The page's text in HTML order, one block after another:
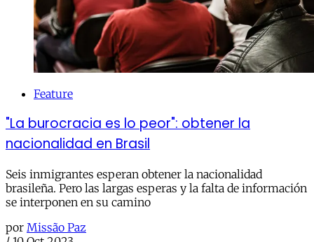
Feature
"La burocracia es lo peor": obtener la
nacionalidad en Brasil
Seis inmigrantes esperan obtener la nacionalidad
brasileña. Pero las largas esperas y la falta de información
se interponen en su camino
por Missão Paz